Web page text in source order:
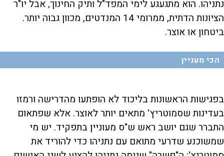
נתניהו. הוא מתגעגע לימי המפד"ל ותיק החינוך, אבל יו"ר
הציונות הדתית, ממרומי 14 המנדטים, מכוון גבוה יותר.
ביטחון או אוצר.
הכי מעניין
בפגישות הראשונות בליכוד לא הופתעו מהדרישה ורמזו
בעדינות שסמוטריץ' מתאים יותר לאוצר. אלא שפתאום
התברר שגם יושב ראש ש"ס מעוניין בתפקיד. יש מי
שמשוכנע שדרעי מתואם עם נתניהו כדי להוריד את